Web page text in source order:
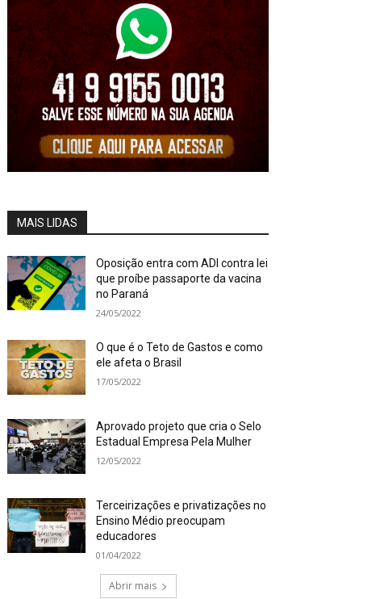
MAIS LIDAS
Oposição entra com ADI contra lei
que proíbe passaporte da vacina
no Paraná
24/05/2022
O que é o Teto de Gastos e como
ele afeta o Brasil
17/05/2022
Aprovado projeto que cria o Selo
Estadual Empresa Pela Mulher
12/05/2022
Terceirizações e privatizações no
Ensino Médio preocupam
educadores
01/04/2022
Abrir mais